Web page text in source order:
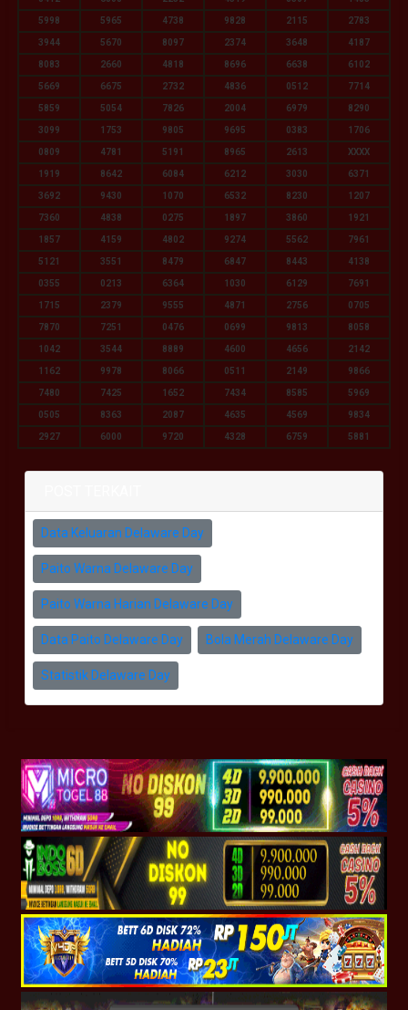
5998 5965 4738 9828 2115 2783
3944 5670 8097 2374 3648 4187
8083 2660 4818 8696 6638 6102
5669 6675 2732 4836 0512 7714
5859 5054 7826 2004 6979 8290
3099 1753 9805 9695 0383 1706
0809 4781 5191 8965 2613 XXXX
1919 8642 6084 6212 3030 6371
3692 9430 1070 6532 8230 1207
7360 4838 0275 1897 3860 1921
1857 4159 4802 9274 5562 7961
5121 3551 8479 6847 8443 4138
0355 0213 6364 1030 6129 7691
1715 2379 9555 4871 2756 0705
7870 7251 0476 0699 9813 8058
1042 3544 8889 4600 4656 2142
1162 9978 8066 0511 2149 9866
7480 7425 1652 7434 8585 5969
0505 8363 2087 4635 4569 9834
2927 6000 9720 4328 6759 5881
Data Keluaran Delaware Day
Paito Warna Delaware Day
Paito Warna Harian Delaware Day
Data Paito Delaware Day Bola Merah Delaware Day
Statistik Delaware Day